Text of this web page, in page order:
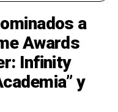
a
Awards
Infinity
y